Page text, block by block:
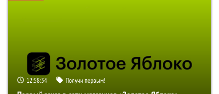
12:58:33 Получи первым!